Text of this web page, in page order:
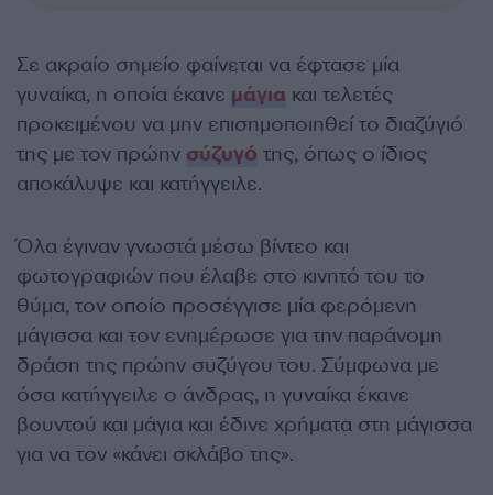
Σε ακραίο σημείο φαίνεται να έφτασε μία
γυναίκα, η οποία έκανε μάγια και τελετές
προκειμένου να μην επισημοποιηθεί το διαζύγιό
της με τον πρώην σύζυγό της, όπως ο ίδιος
αποκάλυψε και κατήγγειλε.
Όλα έγιναν γνωστά μέσω βίντεο και
φωτογραφιών που έλαβε στο κινητό του το
θύμα, τον οποίο προσέγγισε μία φερόμενη
μάγισσα και τον ενημέρωσε για την παράνομη
δράση της πρώην συζύγου του. Σύμφωνα με
όσα κατήγγειλε ο άνδρας, η γυναίκα έκανε
βουντού και μάγια και έδινε χρήματα στη μάγισσα
για να τον «κάνει σκλάβο της».